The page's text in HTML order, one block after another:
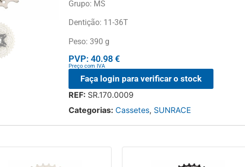
Grupo: MS
Dentição: 11-36T
Peso: 390 g
PVP: 40.98 €
Preço com IVA
Faça login para verificar o stock
REF: SR.170.0009
Categorias: Cassetes, SUNRACE